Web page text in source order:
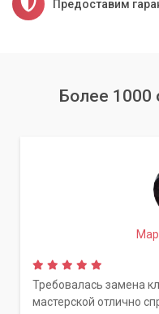
Предоставим
Более 1000
Требовалась замена
мастерской отлично